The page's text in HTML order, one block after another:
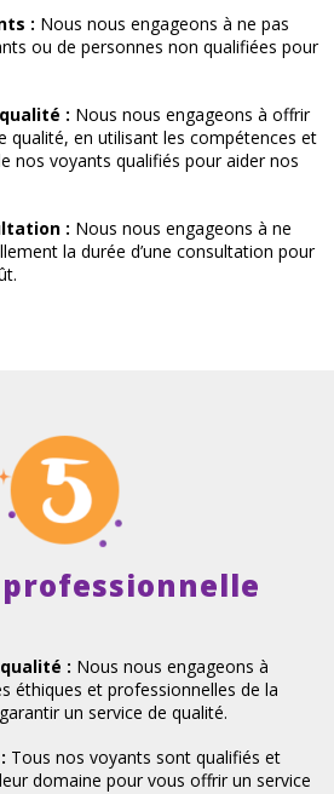
: Nous nous engageons à ne pas
ou de personnes non qualifiées pour
: Nous nous engageons à offrir
qualité, en utilisant les compétences et
nos voyants qualifiés pour aider nos
: Nous nous engageons à ne
la durée d’une consultation pour
: Nous nous engageons à
éthiques et professionnelles de la
un service de qualité.
Tous nos voyants sont qualifiés et
domaine pour vous offrir un service